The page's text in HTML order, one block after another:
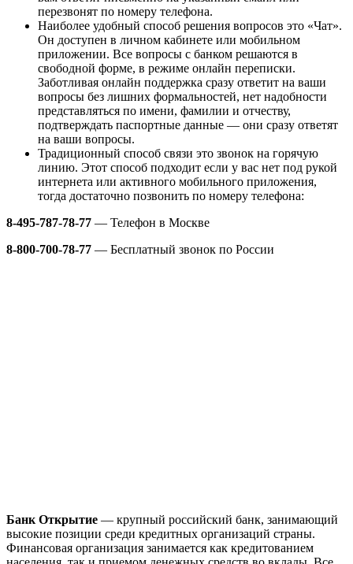
перезвонят по номеру телефона.
Наиболее удобный способ решения вопросов это «Чат».
Он доступен в личном кабинете или мобильном
приложении. Все вопросы с банком решаются в
свободной форме, в режиме онлайн переписки.
Заботливая онлайн поддержка сразу ответит на ваши
вопросы без лишних формальностей, нет надобности
представляться по имени, фамилии и отчеству,
подтверждать паспортные данные — они сразу ответят
на ваши вопросы.
Традиционный способ связи это звонок на горячую
линию. Этот способ подходит если у вас нет под рукой
интернета или активного мобильного приложения,
тогда достаточно позвонить по номеру телефона:
8-495-787-78-77 — Телефон в Москве
8-800-700-78-77 — Бесплатный звонок по России
Банк Открытие — крупный российский банк, занимающий
высокие позиции среди кредитных организаций страны.
Финансовая организация занимается как кредитованием